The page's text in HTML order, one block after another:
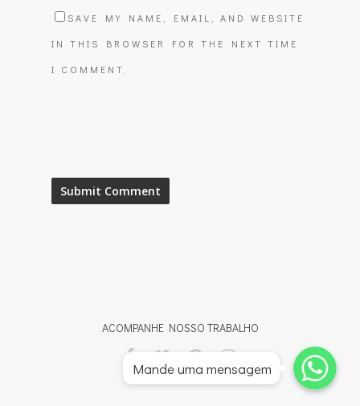
SAVE MY NAME, EMAIL, AND WEBSITE
IN THIS BROWSER FOR THE NEXT TIME
I COMMENT.
ACOMPANHE NOSSO TRABALHO
Whatsapp
Whatsapp
Whatsapp
Mande uma mensagem